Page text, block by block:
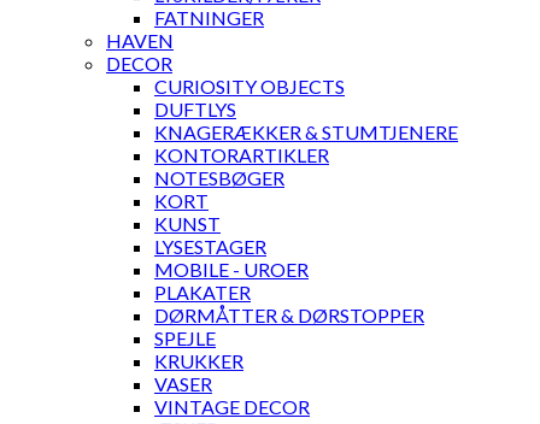
FATNINGER
HAVEN
DECOR
CURIOSITY OBJECTS
DUFTLYS
KNAGERÆKKER & STUMTJENERE
KONTORARTIKLER
NOTESBØGER
KORT
KUNST
LYSESTAGER
MOBILE - UROER
PLAKATER
DØRMÅTTER & DØRSTOPPER
SPEJLE
KRUKKER
VASER
VINTAGE DECOR